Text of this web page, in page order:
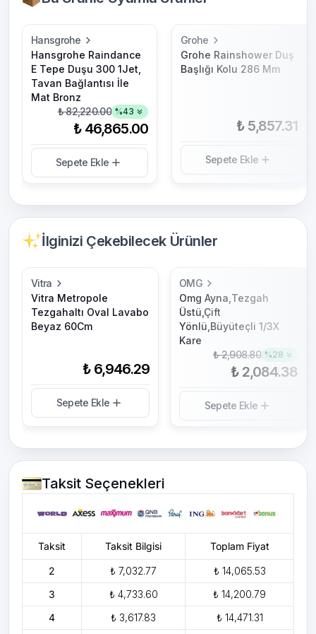
Hansgrohe
Hansgrohe Raindance
E Tepe Duşu 300 1Jet,
Tavan Bağlantısı İle
Mat Bronz
₺ 82,220.00 %43
₺ 46,865.00
Sepete Ekle
Grohe
Grohe Rainshower Duş
Başlığı Kolu 286 Mm
₺ 5,857.31
Sepete Ekle
İlginizi Çekebilecek Ürünler
Vitra
Vitra Metropole
Tezgahaltı Oval Lavabo
Beyaz 60Cm
₺ 6,946.29
Sepete Ekle
OMG
Omg Ayna,Tezgah
Üstü,Çift
Yönlü,Büyüteçli 1/3X
Kare
₺ 2,908.80 %28
₺ 2,084.38
Sepete Ekle
Taksit Seçenekleri
Taksit Taksit Bilgisi Toplam Fiyat
2 ₺ 7,032.77
₺ 14,065.53
3
₺ 4,733.60
₺ 14,200.79
4
₺ 3,617.83
₺ 14,471.31